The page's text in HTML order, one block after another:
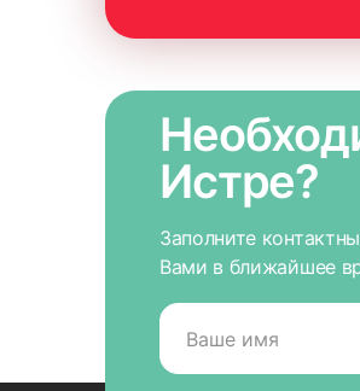
Истре?
Заполните
Вами в ближайшее